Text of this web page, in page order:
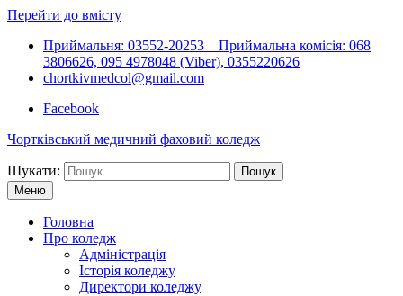
Перейти до вмісту
Приймальня: 03552-20253 Приймальна комісія: 068
3806626, 095 4978048 (Viber), 0355220626
chortkivmedcol@gmail.com
Facebook
Чортківський медичний фаховий коледж
Шукати:
Меню
Головна
Про коледж
Адміністрація
Історія коледжу
Директори коледжу